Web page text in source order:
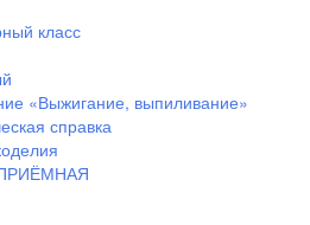
класс
«Выжигание, выпиливание»
справка